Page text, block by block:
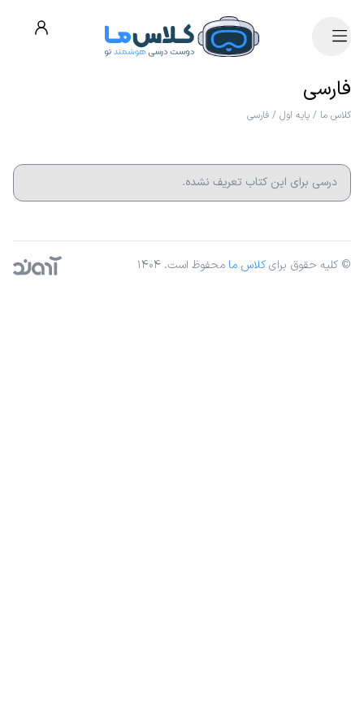
فارسی
کلاس ما / پایه اول / فارسی
درسی برای این کتاب تعریف نشده.
© کلیه حقوق برایکلاس ما محفوظ است. ۱۴۰۴